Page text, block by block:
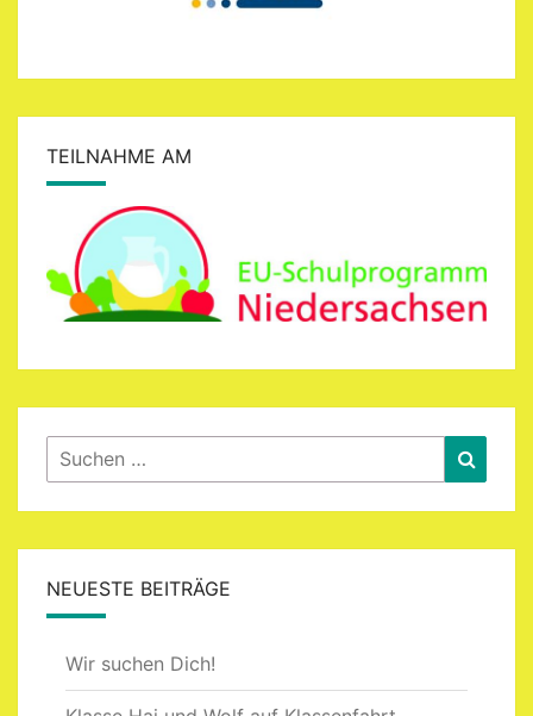
TEILNAHME AM
Suchen
nach:
NEUESTE BEITRÄGE
Wir suchen Dich!